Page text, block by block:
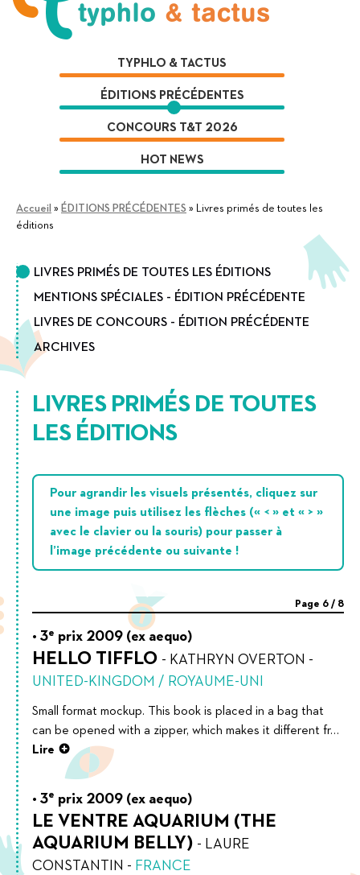
Aller
Aller
TYPHLO & TACTUS
ÉDITIONS PRÉCÉDENTES
CONCOURS T&T 2026
HOT NEWS
Accueil » ÉDITIONS PRÉCÉDENTES » Livres primés de toutes les
éditions
LIVRES PRIMÉS DE TOUTES LES ÉDITIONS
MENTIONS SPÉCIALES - ÉDITION PRÉCÉDENTE
LIVRES DE CONCOURS - ÉDITION PRÉCÉDENTE
ARCHIVES
LIVRES PRIMÉS DE TOUTES
LES ÉDITIONS
Pour agrandir les visuels présentés, cliquez sur
une image puis utilisez les flèches (« < » et « > »
avec le clavier ou la souris) pour passer à
l’image précédente ou suivante !
Page 6 / 8
3e prix 2009 (ex aequo)
HELLO TIFFLO - KATHRYN OVERTON -
UNITED-KINGDOM / ROYAUME-UNI
Small format mockup. This book is placed in a bag that
can be opened with a zipper, which makes it different fr…
Lire
3e prix 2009 (ex aequo)
LE VENTRE AQUARIUM (THE
AQUARIUM BELLY) - LAURE
CONSTANTIN - FRANCE